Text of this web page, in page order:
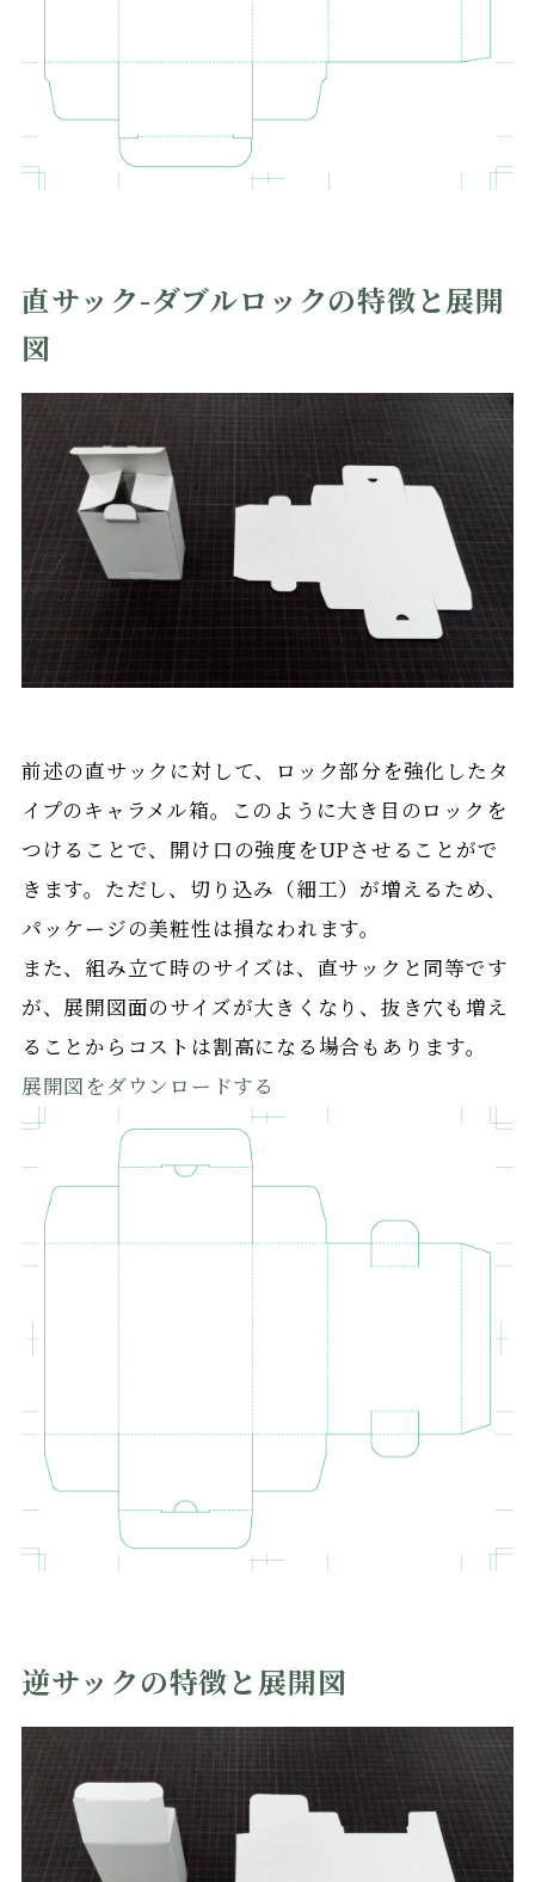
直サック-ダブルロックの特徴と展開
図
前述の直サックに対して、ロック部分を強化したタ
イプのキャラメル箱。このように大き目のロックを
つけることで、開け口の強度をUPさせることがで
きます。ただし、切り込み（細工）が増えるため、
パッケージの美粧性は損なわれます。
また、組み立て時のサイズは、直サックと同等です
が、展開図面のサイズが大きくなり、抜き穴も増え
ることからコストは割高になる場合もあります。
展開図をダウンロードする
逆サックの特徴と展開図